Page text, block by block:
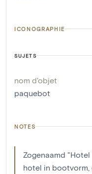
ICONOGRAPHIE
SUJETS
nom d'objet
paquebot
NOTES
Zogenaamd
hotel in bootvorm,